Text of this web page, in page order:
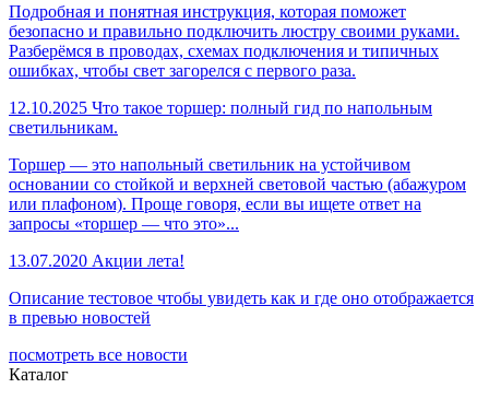
Подробная и понятная инструкция, которая поможет
безопасно и правильно подключить люстру своими руками.
Разберёмся в проводах, схемах подключения и типичных
ошибках, чтобы свет загорелся с первого раза.
12.10.2025 Что такое торшер: полный гид по напольным
светильникам.
Торшер — это напольный светильник на устойчивом
основании со стойкой и верхней световой частью (абажуром
или плафоном). Проще говоря, если вы ищете ответ на
запросы «торшер — что это»...
13.07.2020 Акции лета!
Описание тестовое чтобы увидеть как и где оно отображается
в превью новостей
посмотреть все новости
Каталог